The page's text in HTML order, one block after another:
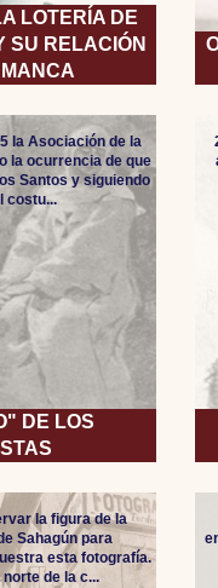
LOTERÍA DE
SU RELACIÓN
DE LOS
la Asociación de la
la ocurrencia de que
Santos y siguiendo
costu...
la figura de la
Sahagún para
esta fotografía.
de la c...